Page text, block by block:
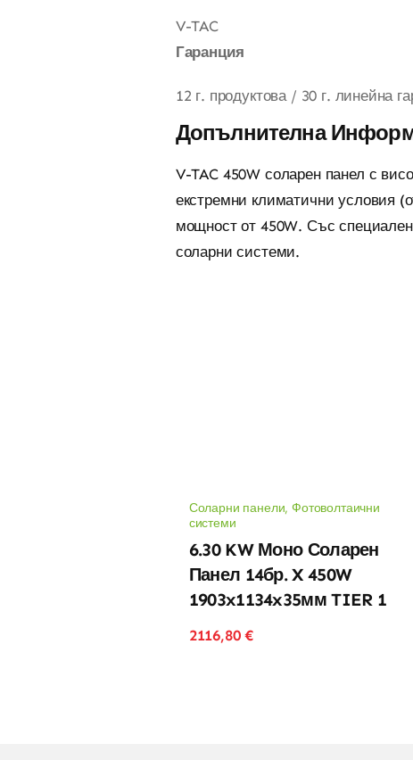
V-TAC
Гаранция
12 г. продуктова / 30 г. линейна
Допълнителна
V-TAC 450W соларен панел с
екстремни климатични условия
мощност от 450W. Със
соларни системи.
Соларни панели,Фотоволтаични
системи
6.30 KW Моно Соларен
Панел 14бр. X 450W
1903x1134x35мм TIER 1
2116,80€